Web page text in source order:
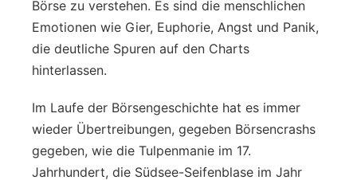
Börse zu verstehen. Es sind die menschlichen
Emotionen wie Gier, Euphorie, Angst und Panik,
die deutliche Spuren auf den Charts
hinterlassen.
Im Laufe der Börsengeschichte hat es immer
wieder Übertreibungen, gegeben Börsencrashs
gegeben, wie die Tulpenmanie im 17.
Jahrhundert, die Südsee-Seifenblase im Jahr